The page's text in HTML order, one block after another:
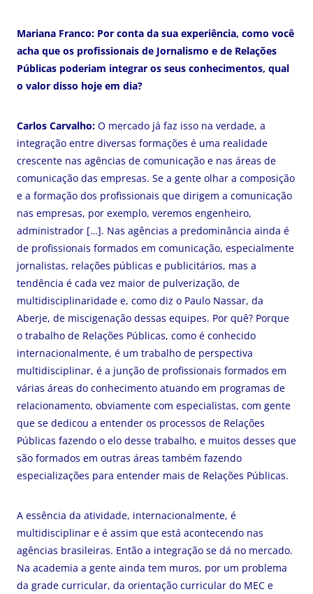
Mariana Franco: Por conta da sua experiência, como você
acha que os profissionais de Jornalismo e de Relações
Públicas poderiam integrar os seus conhecimentos, qual
o valor disso hoje em dia?
Carlos Carvalho: O mercado já faz isso na verdade, a
integração entre diversas formações é uma realidade
crescente nas agências de comunicação e nas áreas de
comunicação das empresas. Se a gente olhar a composição
e a formação dos profissionais que dirigem a comunicação
nas empresas, por exemplo, veremos engenheiro,
administrador […]. Nas agências a predominância ainda é
de profissionais formados em comunicação, especialmente
jornalistas, relações públicas e publicitários, mas a
tendência é cada vez maior de pulverização, de
multidisciplinaridade e, como diz o Paulo Nassar, da
Aberje, de miscigenação dessas equipes. Por quê? Porque
o trabalho de Relações Públicas, como é conhecido
internacionalmente, é um trabalho de perspectiva
multidisciplinar, é a junção de profissionais formados em
várias áreas do conhecimento atuando em programas de
relacionamento, obviamente com especialistas, com gente
que se dedicou a entender os processos de Relações
Públicas fazendo o elo desse trabalho, e muitos desses que
são formados em outras áreas também fazendo
especializações para entender mais de Relações Públicas.
A essência da atividade, internacionalmente, é
multidisciplinar e é assim que está acontecendo nas
agências brasileiras. Então a integração se dá no mercado.
Na academia a gente ainda tem muros, por um problema
da grade curricular, da orientação curricular do MEC e